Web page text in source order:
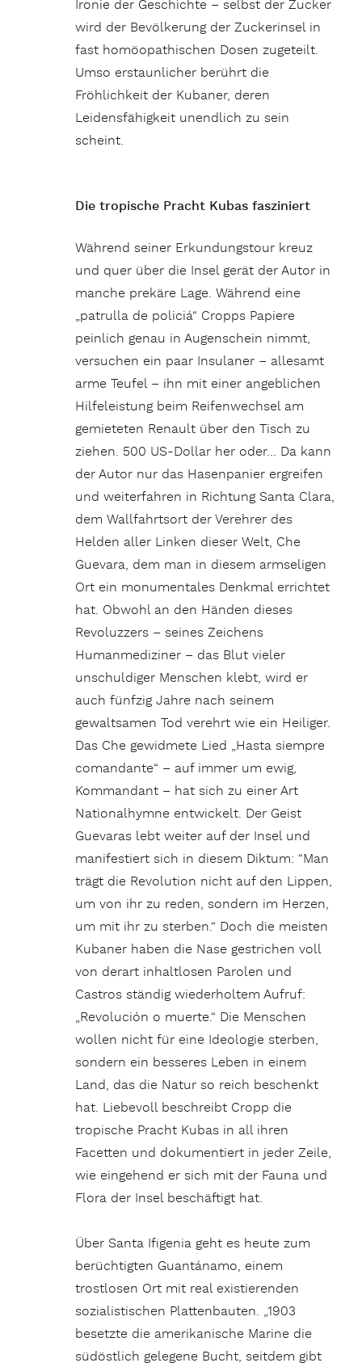
Ironie der Geschichte – selbst der Zucker
wird der Bevölkerung der Zuckerinsel in
fast homöopathischen Dosen zugeteilt.
Umso erstaunlicher berührt die
Fröhlichkeit der Kubaner, deren
Leidensfähigkeit unendlich zu sein
scheint.
Die tropische Pracht Kubas fasziniert
Während seiner Erkundungstour kreuz
und quer über die Insel gerät der Autor in
manche prekäre Lage. Während eine
„patrulla de policiá“ Cropps Papiere
peinlich genau in Augenschein nimmt,
versuchen ein paar Insulaner – allesamt
arme Teufel – ihn mit einer angeblichen
Hilfeleistung beim Reifenwechsel am
gemieteten Renault über den Tisch zu
ziehen. 500 US-Dollar her oder… Da kann
der Autor nur das Hasenpanier ergreifen
und weiterfahren in Richtung Santa Clara,
dem Wallfahrtsort der Verehrer des
Helden aller Linken dieser Welt, Che
Guevara, dem man in diesem armseligen
Ort ein monumentales Denkmal errichtet
hat. Obwohl an den Händen dieses
Revoluzzers – seines Zeichens
Humanmediziner – das Blut vieler
unschuldiger Menschen klebt, wird er
auch fünfzig Jahre nach seinem
gewaltsamen Tod verehrt wie ein Heiliger.
Das Che gewidmete Lied „Hasta siempre
comandante“ – auf immer um ewig,
Kommandant – hat sich zu einer Art
Nationalhymne entwickelt. Der Geist
Guevaras lebt weiter auf der Insel und
manifestiert sich in diesem Diktum: “Man
trägt die Revolution nicht auf den Lippen,
um von ihr zu reden, sondern im Herzen,
um mit ihr zu sterben.“ Doch die meisten
Kubaner haben die Nase gestrichen voll
von derart inhaltlosen Parolen und
Castros ständig wiederholtem Aufruf:
„Revolución o muerte.“ Die Menschen
wollen nicht für eine Ideologie sterben,
sondern ein besseres Leben in einem
Land, das die Natur so reich beschenkt
hat. Liebevoll beschreibt Cropp die
tropische Pracht Kubas in all ihren
Facetten und dokumentiert in jeder Zeile,
wie eingehend er sich mit der Fauna und
Flora der Insel beschäftigt hat.
Über Santa Ifigenia geht es heute zum
berüchtigten Guantánamo, einem
trostlosen Ort mit real existierenden
sozialistischen Plattenbauten. „1903
besetzte die amerikanische Marine die
südöstlich gelegene Bucht, seitdem gibt